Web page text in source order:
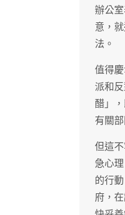
辦公
意，
法。
值得
派和
醋」
有關
但這
急心
的行
府，